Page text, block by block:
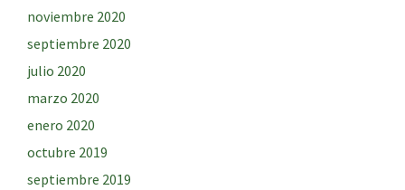
noviembre 2020
septiembre 2020
julio 2020
marzo 2020
enero 2020
octubre 2019
septiembre 2019